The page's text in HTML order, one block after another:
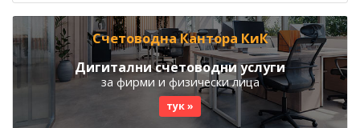
Счетоводна Кантора КиК
Дигитални счетоводни услуги
за фирми и физически лица
тук »